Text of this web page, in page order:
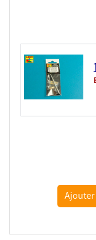
Aber 35L242 Canon